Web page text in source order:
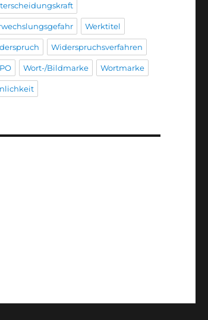
Werktitel
Widerspruchsverfahren
Wort-/Bildmarke Wortmarke